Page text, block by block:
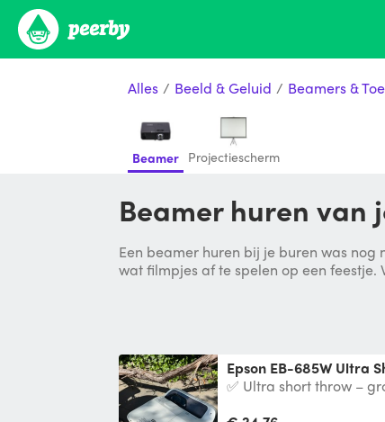
Alles / Beeld & Geluid / Beamers &
Beamer Projectiescherm
Beamer huren
Een beamer huren bij je buren was
wat filmpjes af te spelen op een feestje.
Epson EB-685W Ultra
✅ Ultra short throw –